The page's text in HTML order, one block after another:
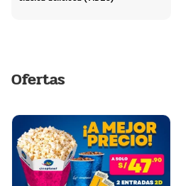
Ofertas